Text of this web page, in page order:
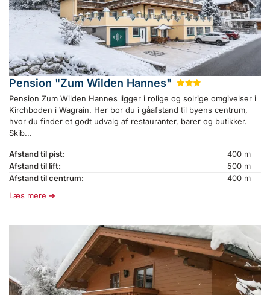
Pension "Zum Wilden Hannes" ★★
Pension Zum Wilden Hannes ligger i rolige og solrige omgivelser i
Kirchboden i Wagrain. Her bor du i gåafstand til byens centrum,
hvor du finder et godt udvalg af restauranter, barer og butikker.
Skib...
Afstand til pist:
400 m
Afstand til lift:
500 m
Afstand til centrum:
400 m
Læs mere